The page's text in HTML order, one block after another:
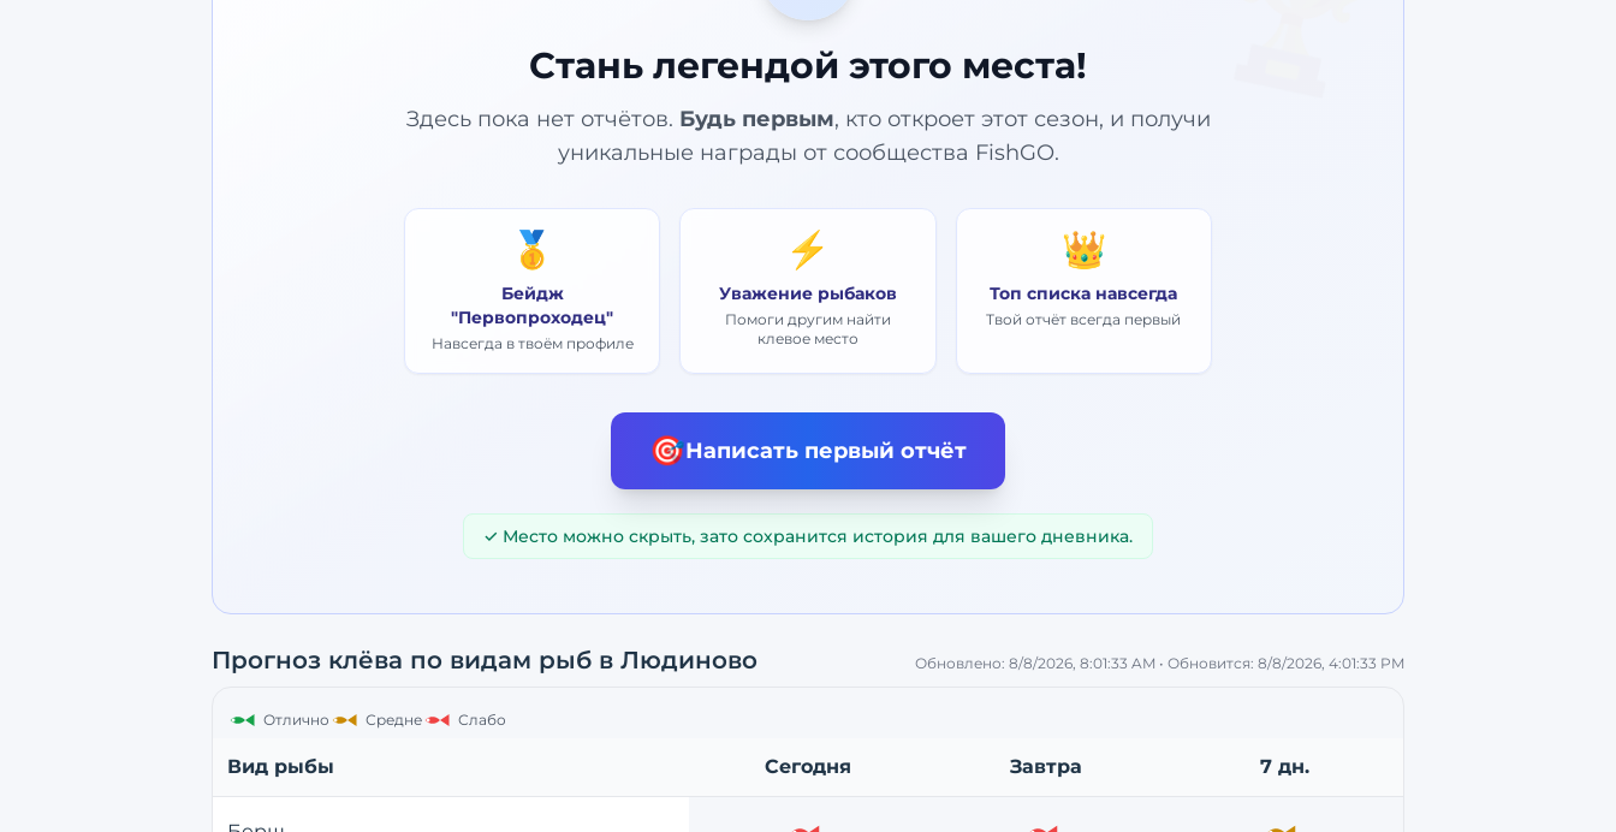
Стань легендой этого места!
Здесь пока нет отчётов. Будь первым, кто откроет этот сезон, и получи
уникальные награды от сообщества FishGO.
🥇
Бейдж
"Первопроходец"
Навсегда в твоём профиле
⚡
Уважение рыбаков
Помоги другим найти
клевое место
👑
Топ списка навсегда
Твой отчёт всегда первый
🎯Написать первый отчёт
✓ Место можно скрыть, зато сохранится история для вашего дневника.
Прогноз клёва по видам рыб в Людиново Обновлено: 8/8/2026, 8:01:33 AM • Обновится: 8/8/2026, 4:01:33 PM
Отлично Средне Слабо
Вид рыбы Сегодня Завтра 7 дн.